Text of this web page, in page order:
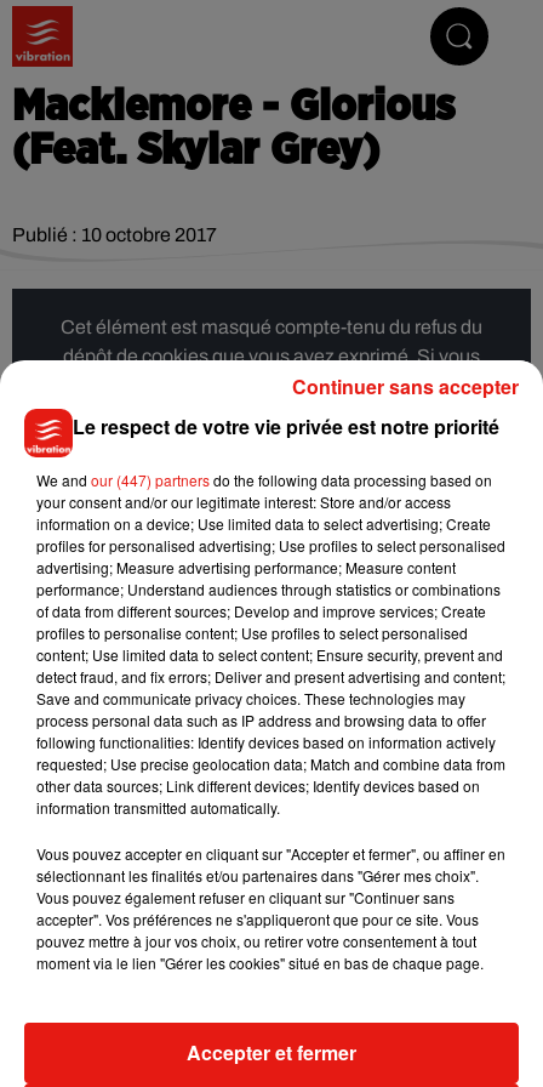
Macklemore - Glorious
(Feat. Skylar Grey)
Publié : 10 octobre 2017
Cet élément est masqué compte-tenu du refus du
dépôt de cookies que vous avez exprimé. Si vous
souhaitez l'afficher, merci de nous donner votre accord
en cliquant sur le bouton ci-dessous.
Afficher l'élément
Musique
Benny Blanco invite Selena Gomez et
Becky G sur son nouveau single
Tiny Desk
live session
+ DE MUSIQUE
Le respect de votre vie privée est notre priorité
We and our (447) partnersdo the following data processing based on
your consent and/or our legitimate interest: Store and/or access
information on a device; Use limited data to select advertising; Create
profiles for personalised advertising; Use profiles to select personalised
advertising; Measure advertising performance; Measure content
performance; Understand audiences through statistics or combinations
of data from different sources; Develop and improve services; Create
profiles to personalise content; Use profiles to select personalised
content; Use limited data to select content; Ensure security, prevent and
detect fraud, and fix errors; Deliver and present advertising and content;
Save and communicate privacy choices. These technologies may
process personal data such as IP address and browsing data to offer
following functionalities: Identify devices based on information actively
requested; Use precise geolocation data; Match and combine data from
other data sources; Link different devices; Identify devices based on
information transmitted automatically.
Vous pouvez accepter en cliquant sur "Accepter et fermer", ou affiner en
sélectionnant les finalités et/ou partenaires dans "Gérer mes choix".
Vous pouvez également refuser en cliquant sur "Continuer sans
accepter". Vos préférences ne s'appliqueront que pour ce site. Vous
pouvez mettre à jour vos choix, ou retirer votre consentement à tout
moment via le lien "Gérer les cookies" situé en bas de chaque page.
Accepter et fermer
Continuer sans accepter